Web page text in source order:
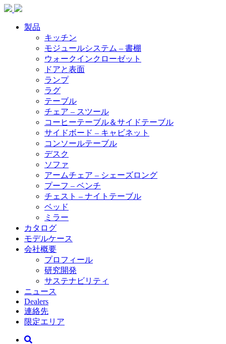
製品
キッチン
モジュールシステム – 書棚
ウォークインクローゼット
ドアと表面
ランプ
ラグ
テーブル
チェア – スツール
コーヒーテーブル＆サイドテーブル
サイドボード – キャビネット
コンソールテーブル
デスク
ソファ
アームチェア – シェーズロング
プーフ – ベンチ
チェスト – ナイトテーブル
ベッド
ミラー
カタログ
モデルケース
会社概要
プロフィール
研究開発
サステナビリティ
ニュース
Dealers
連絡先
限定エリア